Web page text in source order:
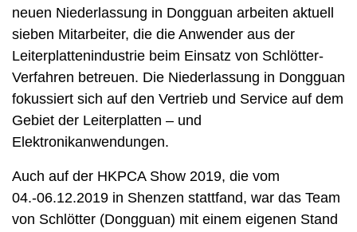
neuen Niederlassung in Dongguan arbeiten aktuell
sieben Mitarbeiter, die die Anwender aus der
Leiterplattenindustrie beim Einsatz von Schlötter-
Verfahren betreuen. Die Niederlassung in Dongguan
fokussiert sich auf den Vertrieb und Service auf dem
Gebiet der Leiterplatten – und
Elektronikanwendungen.
Auch auf der HKPCA Show 2019, die vom
04.-06.12.2019 in Shenzen stattfand, war das Team
von Schlötter (Dongguan) mit einem eigenen Stand